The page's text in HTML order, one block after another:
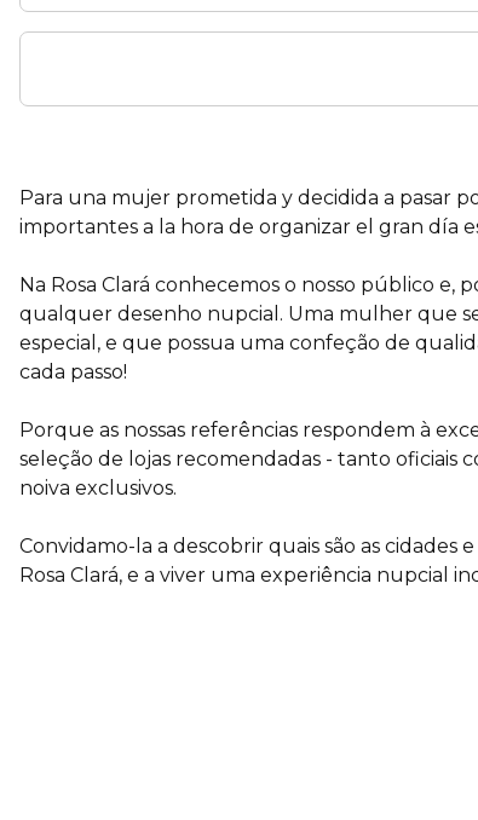
Para una mujer prometida y decidida a pasar
importantes a la hora de organizar el gran día
Na Rosa Clará conhecemos o nosso público
qualquer desenho nupcial. Uma mulher que
especial, e que possua uma confeção de
cada passo!
Porque as nossas referências respondem à
seleção de lojas recomendadas - tanto oficiais
noiva exclusivos.
Convidamo-la a descobrir quais são as
Rosa Clará, e a viver uma experiência nupcial